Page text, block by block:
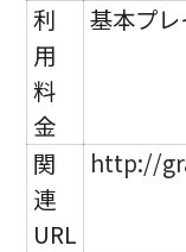
利
用
料
金
基本プレ
関
連
URL
http://